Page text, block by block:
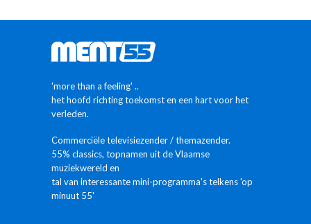
'more than a feeling' ..
het hoofd richting toekomst en een hart voor het
verleden.
Commerciële televisiezender / themazender.
55% classics, topnamen uit de Vlaamse
muziekwereld en
tal van interessante mini-programma's telkens 'op
minuut 55'